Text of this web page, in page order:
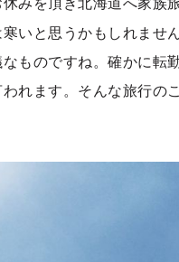
休みを頂き北海道へ家族
寒いと思うかもしれませ
ものですね。確かに転
われます。そんな旅行の